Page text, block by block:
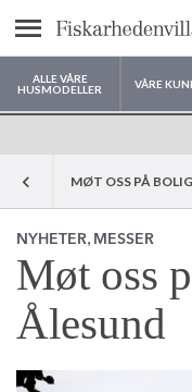
text.menu
ALLE VÅRE
HUSMODELLER
VÅRE
Hvor vil
MØT OSS PÅ
NYHETER, MESSER
Møt oss
Ålesund